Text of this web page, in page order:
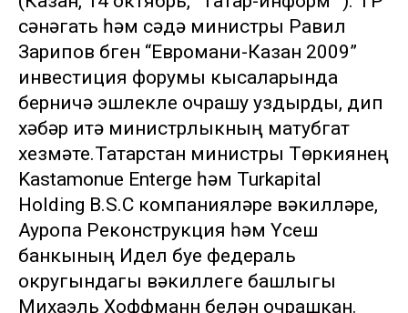
сәнәгать һәм сәүдә министры Равил
Зарипов бүген “Евромани-Казан 2009”
инвестиция форумы кысаларында
берничә эшлекле очрашу уздырды, дип
хәбәр итә министрлыкның матубгат
хезмәте.Татарстан министры Төркиянең
Kastamonue Enterge һәм Turkapital
Holding B.S.C компанияләре вәкилләре,
Ауропа Реконструкция һәм Үсеш
банкының Идел буе федераль
округындагы вәкиллеге башлыгы
Михаэль Хоффманн белән очрашкан.